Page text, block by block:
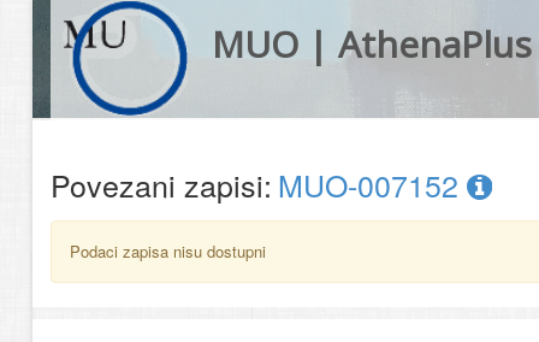
MUO | AthenaPlus
Povezani zapisi: MUO-007152
Podaci zapisa nisu dostupni